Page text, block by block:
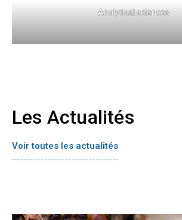
Analytical sciences
Les Actualités
Voir toutes les actualités